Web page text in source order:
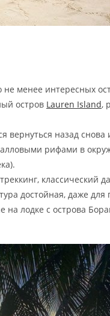
менее интересных
остров Lauren Island,
вернуться назад снова
рифами в
классический
достойная, даже для
лодке с острова